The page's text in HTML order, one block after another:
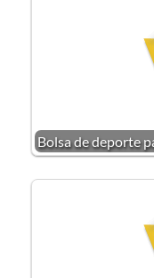
Bolsa de deporte